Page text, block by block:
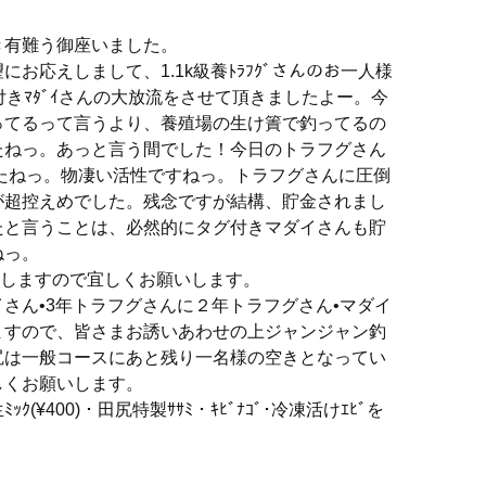
難う御座いました。
お応えしまして、1.1k級養ﾄﾗﾌｸﾞさんのお一人様
ﾏﾀﾞｲさんの大放流をさせて頂きましたよー。今
るって言うより、養殖場の生け簀で釣ってるの
っ。あっと言う間でした！今日のトラフグさん
っ。物凄い活性ですねっ。トラフグさんに圧倒
控えめでした。残念ですが結構、貯金されまし
言うことは、必然的にタグ付きマダイさんも貯
。
ますので宜しくお願いします。
ん•3年トラフグさんに２年トラフグさん•マダイ
ので、皆さまお誘いあわせの上ジャンジャン釣
一般コースにあと残り一名様の空きとなってい
お願いします。
ｯｸ(¥400)・田尻特製ｻｻﾐ・ｷﾋﾞﾅｺﾞ･冷凍活けｴﾋﾞを